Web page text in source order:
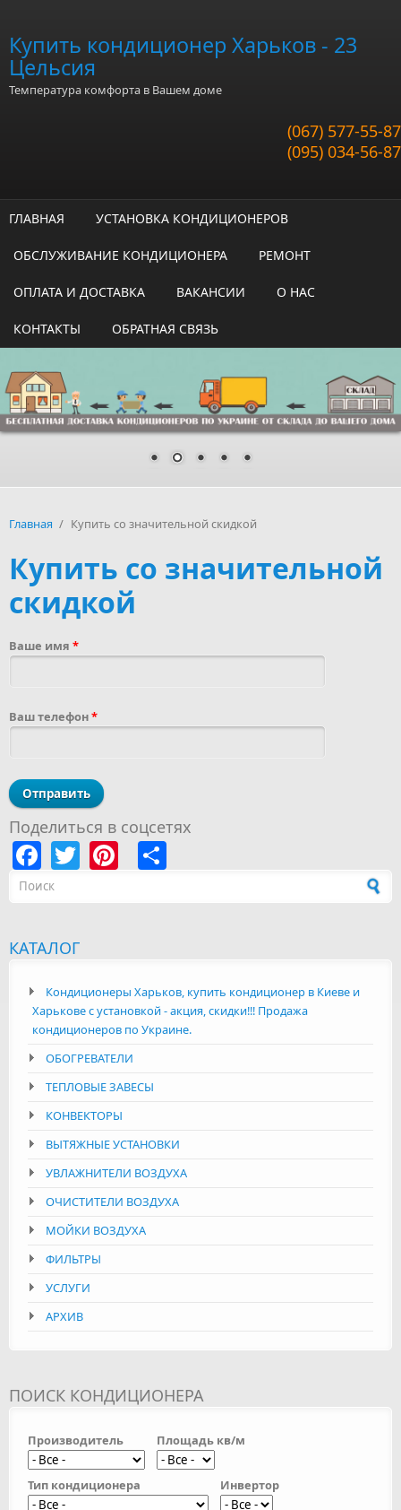
Купить кондиционер Харьков - 23
Цельсия
Температура комфорта в Вашем доме
(067) 577-55-87
(095) 034-56-87
ГЛАВНАЯ УСТАНОВКА КОНДИЦИОНЕРОВ
ОБСЛУЖИВАНИЕ КОНДИЦИОНЕРА РЕМОНТ
ОПЛАТА И ДОСТАВКА ВАКАНСИИ О НАС
КОНТАКТЫ ОБРАТНАЯ СВЯЗЬ
Главная / Купить со значительной скидкой
Купить со значительной
скидкой
Ваше имя *
Ваш телефон*
Поделиться в соцсетях
Facebook
TwitterPinterest
Форма поиска
КАТАЛОГ
Кондиционеры Харьков, купить кондиционер в Киеве и
Харькове с установкой - акция, скидки!!! Продажа
кондиционеров по Украине.
ОБОГРЕВАТЕЛИ
ТЕПЛОВЫЕ ЗАВЕСЫ
КОНВЕКТОРЫ
ВЫТЯЖНЫЕ УСТАНОВКИ
УВЛАЖНИТЕЛИ ВОЗДУХА
ОЧИСТИТЕЛИ ВОЗДУХА
МОЙКИ ВОЗДУХА
ФИЛЬТРЫ
УСЛУГИ
АРХИВ
ПОИСК КОНДИЦИОНЕРА
Производитель Площадь кв/м
Тип кондиционера Инвертор